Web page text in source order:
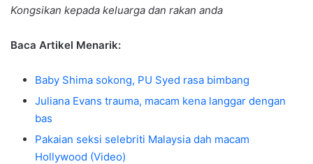
Kongsikan kepada keluarga dan rakan anda
Baca Artikel Menarik:
Baby Shima sokong, PU Syed rasa bimbang
Juliana Evans trauma, macam kena langgar dengan
bas
Pakaian seksi selebriti Malaysia dah macam
Hollywood (Video)